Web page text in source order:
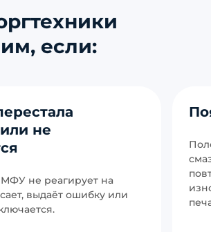
если:
не
не реагирует на
выдаёт ошибку или